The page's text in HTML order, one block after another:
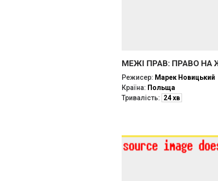
МЕЖІ ПРАВ: ПРАВО НА
Режисер: Марек Новицький
Країна: Польща
Тривалість: 24 хв